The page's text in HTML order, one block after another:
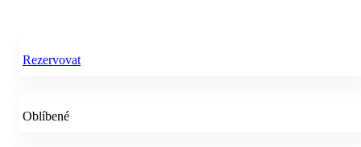
Rezervovat
Oblíbené